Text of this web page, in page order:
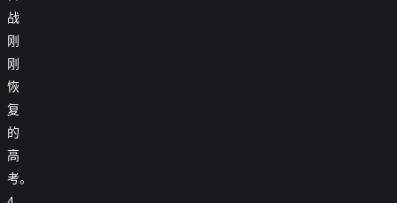
战
刚
刚
恢
复
的
高
考。